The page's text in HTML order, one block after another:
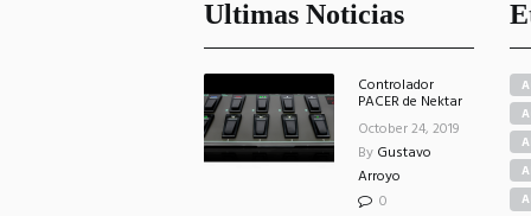
Ultimas Noticias
Controlador
PACER de Nektar
October 24, 2019
By Gustavo
Arroyo
0